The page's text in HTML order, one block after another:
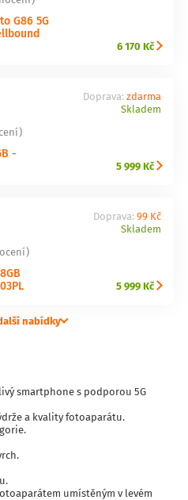
G86 5G
6 170 Kč
-
Doprava: zdarma
Skladem
5 999 Kč
Doprava: 99 Kč
Skladem
5 999 Kč
nabídky
smartphone s podporou 5G
a kvality fotoaparátu.
umístěným v levém